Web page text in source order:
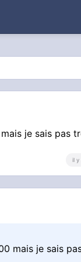
je sais pas
il y
mais je sais